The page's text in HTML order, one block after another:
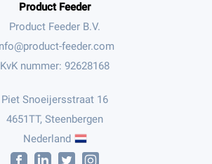
Product Feeder
Product Feeder B.V.
KvK nummer: 92628168
Piet Snoeijersstraat 16
4651TT, Steenbergen
Nederland